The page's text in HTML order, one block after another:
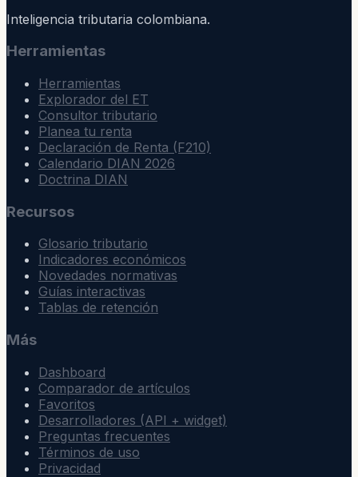
Inteligencia tributaria colombiana.
Herramientas
Herramientas
Explorador del ET
Consultor tributario
Planea tu renta
Declaración de Renta (F210)
Calendario DIAN 2026
Doctrina DIAN
Recursos
Glosario tributario
Indicadores económicos
Novedades normativas
Guías interactivas
Tablas de retención
Más
Dashboard
Comparador de artículos
Favoritos
Desarrolladores (API + widget)
Preguntas frecuentes
Términos de uso
Privacidad